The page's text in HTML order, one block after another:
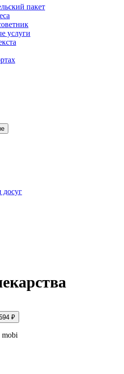
пакет
услуги
досуг
₽
mobi